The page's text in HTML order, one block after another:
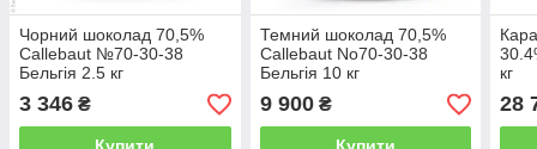
Чорний шоколад 70,5%
Callebaut №70-30-38
Бельгія 2.5 кг
3 346 ₴
Темний шоколад 70,5%
Callebaut No70-30-38
Бельгія 10 кг
9 900₴
кг
28